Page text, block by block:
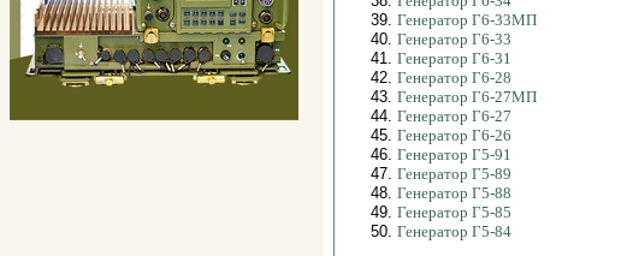
39. Генератор Г6-33МП
40. Генератор Г6-33
41. Генератор Г6-31
42. Генератор Г6-28
43. Генератор Г6-27МП
44. Генератор Г6-27
45. Генератор Г6-26
46. Генератор Г5-91
47. Генератор Г5-89
48. Генератор Г5-88
49. Генератор Г5-85
50. Генератор Г5-84